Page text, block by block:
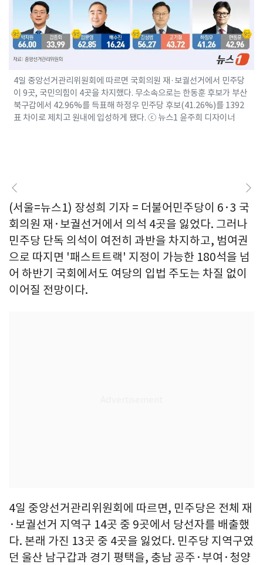
4일 중앙선거관리위원회에 따르면 국회의원 재·보궐선거에서 민주당
이 9곳, 국민의힘이 4곳을 차지했다. 무소속으로는 한동훈 후보가 부산
북구갑에서 42.96%를 득표해 하정우 민주당 후보(41.26%)를 1392
표 차이로 제치고 원내에 입성하게 됐다. ⓒ 뉴스1 윤주희 디자이너
(서울=뉴스1) 장성희 기자 = 더불어민주당이 6·3 국
회의원 재·보궐선거에서 의석 4곳을 잃었다. 그러나
민주당 단독 의석이 여전히 과반을 차지하고, 범여권
으로 따지면 '패스트트랙' 지정이 가능한 180석을 넘
어 하반기 국회에서도 여당의 입법 주도는 차질 없이
이어질 전망이다.
4일 중앙선거관리위원회에 따르면, 민주당은 전체 재
·보궐선거 지역구 14곳 중 9곳에서 당선자를 배출했
다. 본래 가진 13곳 중 4곳을 잃었다. 민주당 지역구였
던 울산 남구갑과 경기 평택을, 충남 공주·부여·청양